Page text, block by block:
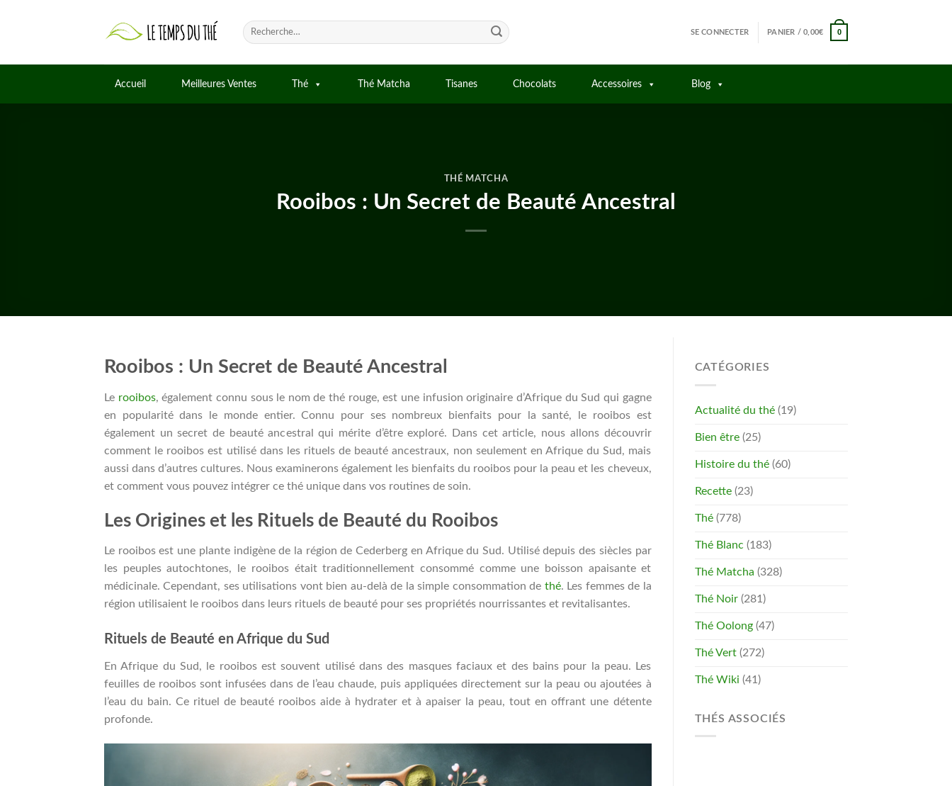
Recherche
pour :
SE CONNECTER PANIER /0,00€ 0
Accueil Meilleures Ventes Thé Thé Matcha Tisanes Chocolats Accessoires Blog
THÉ MATCHA
Rooibos : Un Secret de Beauté Ancestral
Rooibos : Un Secret de Beauté Ancestral
Le rooibos, également connu sous le nom de thé rouge, est une infusion originaire d’Afrique du Sud qui gagne
en popularité dans le monde entier. Connu pour ses nombreux bienfaits pour la santé, le rooibos est
également un secret de beauté ancestral qui mérite d’être exploré. Dans cet article, nous allons découvrir
comment le rooibos est utilisé dans les rituels de beauté ancestraux, non seulement en Afrique du Sud, mais
aussi dans d’autres cultures. Nous examinerons également les bienfaits du rooibos pour la peau et les cheveux,
et comment vous pouvez intégrer ce thé unique dans vos routines de soin.
Les Origines et les Rituels de Beauté du Rooibos
Le rooibos est une plante indigène de la région de Cederberg en Afrique du Sud. Utilisé depuis des siècles par
les peuples autochtones, le rooibos était traditionnellement consommé comme une boisson apaisante et
médicinale. Cependant, ses utilisations vont bien au-delà de la simple consommation de thé. Les femmes de la
région utilisaient le rooibos dans leurs rituels de beauté pour ses propriétés nourrissantes et revitalisantes.
Rituels de Beauté en Afrique du Sud
En Afrique du Sud, le rooibos est souvent utilisé dans des masques faciaux et des bains pour la peau. Les
feuilles de rooibos sont infusées dans de l’eau chaude, puis appliquées directement sur la peau ou ajoutées à
l’eau du bain. Ce rituel de beauté rooibos aide à hydrater et à apaiser la peau, tout en offrant une détente
profonde.
CATÉGORIES
Actualité du thé(19)
Bien être(25)
Histoire du thé(60)
Recette(23)
Thé(778)
Thé Blanc (183)
Thé Matcha (328)
Thé Noir(281)
Thé Oolong(47)
Thé Vert(272)
Thé Wiki (41)
THÉS ASSOCIÉS